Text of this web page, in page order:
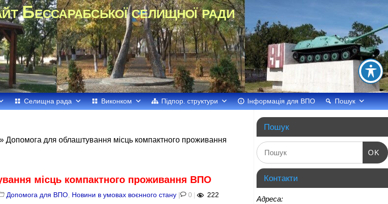
Бессарабської селищної ради
Селищна рада Виконком Підпор. структури Інформація для ВПО Пошук
» Допомога для облаштування місць компактного проживання
місць компактного проживання ВПО
Допомога для ВПО Новини в умовах воєнного стану | 0 | 222
Пошук
OK
Контакти
Адреса: